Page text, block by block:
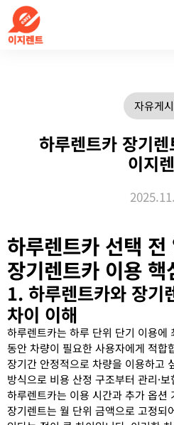
자유게
하루렌트카 장기
이지
하루렌트카 선택
장기렌트카 이용 핵
1. 하루렌트카와 장기
차이 이해
하루렌트카는 하루 단위 단기 이용에
동안 차량이 필요한 사용자에게 적합
장기간 안정적으로 차량을 이용하고
방식으로 비용 산정 구조부터 관리·
하루렌트카는 이용 시간과 추가 옵션
장기렌트는 월 단위 금액으로 고정되